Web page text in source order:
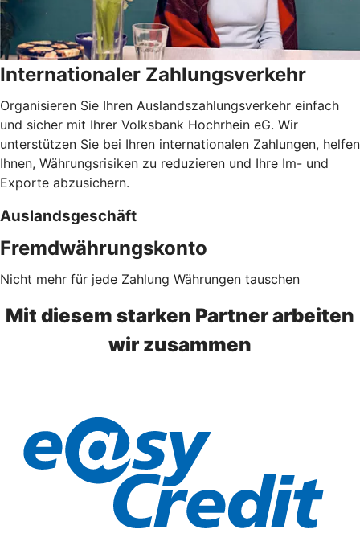
Internationaler Zahlungsverkehr
Organisieren Sie Ihren Auslandszahlungsverkehr einfach
und sicher mit Ihrer Volksbank Hochrhein eG. Wir
unterstützen Sie bei Ihren internationalen Zahlungen, helfen
Ihnen, Währungsrisiken zu reduzieren und Ihre Im- und
Exporte abzusichern.
Auslandsgeschäft
Fremdwährungskonto
Nicht mehr für jede Zahlung Währungen tauschen
Mit diesem starken Partner arbeiten
wir zusammen